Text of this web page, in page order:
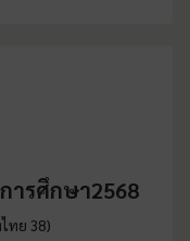
ารศึกษา2568
ทย 38)